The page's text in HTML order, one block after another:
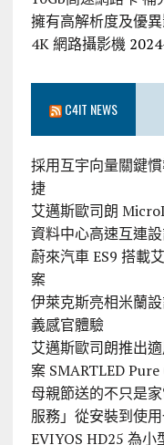
擁有高解析度及優
4K 網路攝影機
C4IT NEWS
採用互宇向量關鍵
捷
艾邁斯歐司朗
資料中心高速互連
蔚來汽車 ES9 搭載
案
伊萊克斯亮相米蘭
義感官體驗
艾邁斯歐司朗推出
案 SMARTLED Pure
母親節送的不只是
服務」從安裝到使
EVIYOS HD25 為